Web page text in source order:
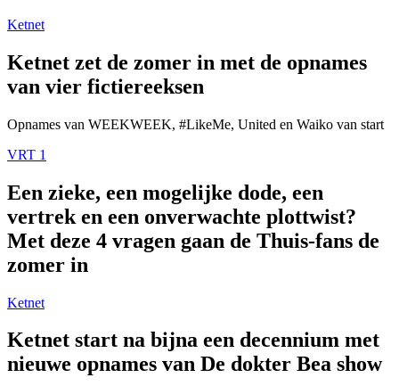
Ketnet
Ketnet zet de zomer in met de opnames
van vier fictiereeksen
Opnames van WEEKWEEK, #LikeMe, United en Waiko van start
VRT 1
Een zieke, een mogelijke dode, een
vertrek en een onverwachte plottwist?
Met deze 4 vragen gaan de Thuis-fans de
zomer in
Ketnet
Ketnet start na bijna een decennium met
nieuwe opnames van De dokter Bea show